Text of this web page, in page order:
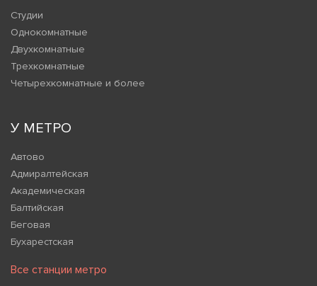
Студии
Однокомнатные
Двухкомнатные
Трехкомнатные
Четырехкомнатные и более
У МЕТРО
Автово
Адмиралтейская
Академическая
Балтийская
Беговая
Бухарестская
Все станции метро